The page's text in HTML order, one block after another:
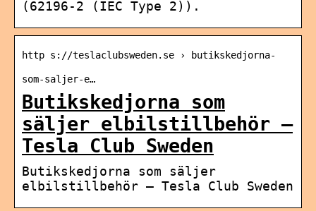
(62196-2 (IEC Type 2)).
http s://teslaclubsweden.se › butikskedjorna-
som-saljer-e…
Butikskedjorna som
säljer elbilstillbehör –
Tesla Club Sweden
Butikskedjorna som säljer
elbilstillbehör – Tesla Club Sweden